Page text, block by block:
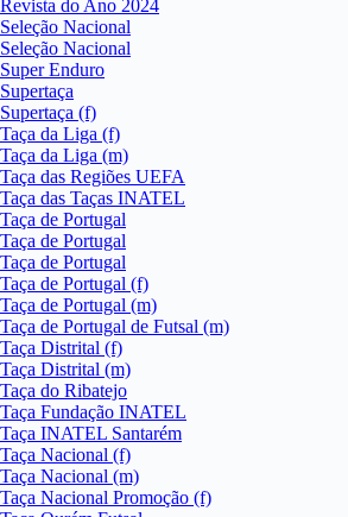
Revista do Ano 2024
Seleção Nacional
Seleção Nacional
Super Enduro
Supertaça
Supertaça (f)
Taça da Liga (f)
Taça da Liga (m)
Taça das Regiões UEFA
Taça das Taças INATEL
Taça de Portugal
Taça de Portugal
Taça de Portugal
Taça de Portugal (f)
Taça de Portugal (m)
Taça de Portugal de Futsal (m)
Taça Distrital (f)
Taça Distrital (m)
Taça do Ribatejo
Taça Fundação INATEL
Taça INATEL Santarém
Taça Nacional (f)
Taça Nacional (m)
Taça Nacional Promoção (f)